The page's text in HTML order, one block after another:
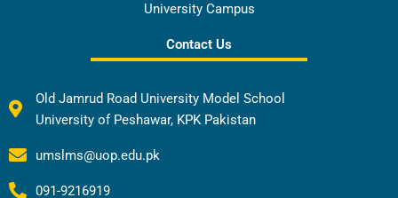
University Campus
Contact Us
Old Jamrud Road University Model School
University of Peshawar, KPK Pakistan
umslms@uop.edu.pk
091-9216919